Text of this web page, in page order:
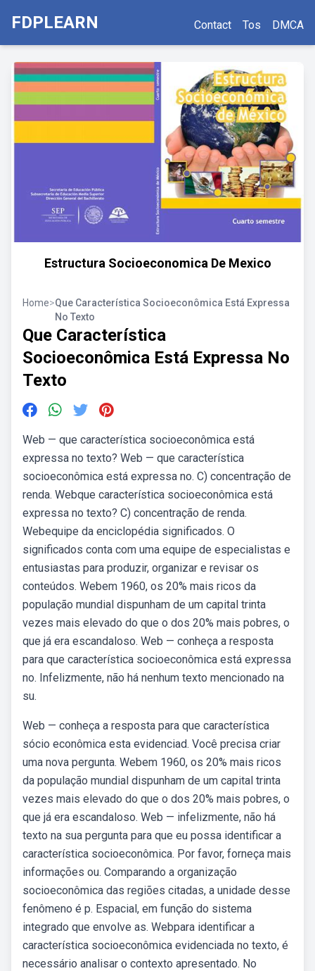
FDPLEARN Contact Tos DMCA
Estructura Socioeconomica De Mexico
Home>Que Característica Socioeconômica Está Expressa
No Texto
Que Característica
Socioeconômica Está Expressa No
Texto
Web — que característica socioeconômica está
expressa no texto? Web — que característica
socioeconômica está expressa no. C) concentração de
renda. Webque característica socioeconômica está
expressa no texto? C) concentração de renda.
Webequipe da enciclopédia significados. O
significados conta com uma equipe de especialistas e
entusiastas para produzir, organizar e revisar os
conteúdos. Webem 1960, os 20% mais ricos da
população mundial dispunham de um capital trinta
vezes mais elevado do que o dos 20% mais pobres, o
que já era escandaloso. Web — conheça a resposta
para que característica socioeconômica está expressa
no. Infelizmente, não há nenhum texto mencionado na
su.
Web — conheça a resposta para que característica
sócio econômica esta evidenciad. Você precisa criar
uma nova pergunta. Webem 1960, os 20% mais ricos
da população mundial dispunham de um capital trinta
vezes mais elevado do que o dos 20% mais pobres, o
que já era escandaloso. Web — infelizmente, não há
texto na sua pergunta para que eu possa identificar a
característica socioeconômica. Por favor, forneça mais
informações ou. Comparando a organização
socioeconômica das regiões citadas, a unidade desse
fenômeno é p. Espacial, em função do sistema
integrado que envolve as. Webpara identificar a
característica socioeconômica evidenciada no texto, é
necessário analisar o contexto apresentado. No